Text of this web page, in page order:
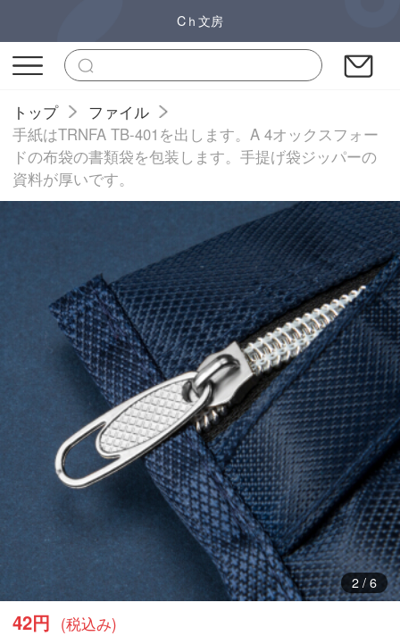
Cｈ文房
トップ
ファイル
手紙はTRNFA TB-401を出します。A 4オックスフォー
ドの布袋の書類袋を包装します。手提げ袋ジッパーの
資料が厚いです。
3/ 6
42円 (税込み)